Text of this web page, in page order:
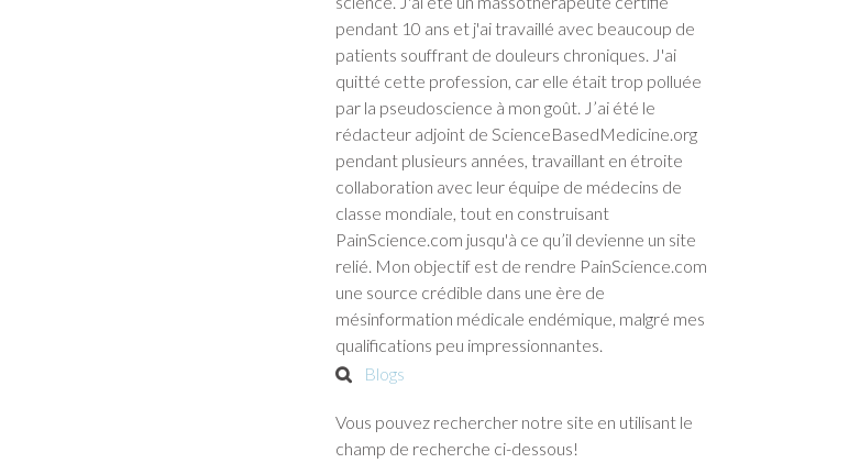
pendant 10 ans et j'ai travaillé avec beaucoup de
patients souffrant de douleurs chroniques. J'ai
quitté cette profession, car elle était trop polluée
par la pseudoscience à mon goût. J’ai été le
rédacteur adjoint de ScienceBasedMedicine.org
pendant plusieurs années, travaillant en étroite
collaboration avec leur équipe de médecins de
classe mondiale, tout en construisant
PainScience.com jusqu'à ce qu’il devienne un site
relié. Mon objectif est de rendre PainScience.com
une source crédible dans une ère de
mésinformation médicale endémique, malgré mes
qualifications peu impressionnantes.
Blogs
Vous pouvez rechercher notre site en utilisant le
champ de recherche ci-dessous!